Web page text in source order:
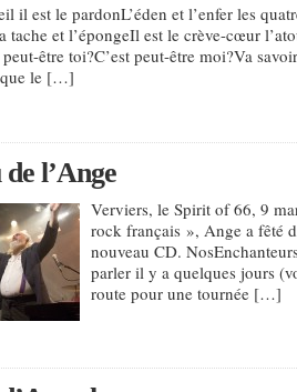
il est le pardonL’éden et l’enfer les
tache et l’épongeIl est le crève-cœur
peut-être toi?C’est peut-être moi?Va
le […]
l’Ange
Verviers, le Spirit of 66, 9
rock français », Ange a fêté
nouveau CD.
parler il y a quelques jours
route pour une tournée […]